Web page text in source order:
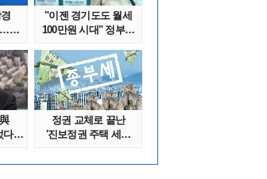
…
"이젠 경기도도 월세
100만원 시대" 정부發
다"
정권 교체로 끝난
'진보정권 주택 세금